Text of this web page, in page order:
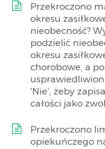
Przekroczono
okresu
nieobecność?
podzielić
okresu
chorobowe, a
'Nie’, żeby
całości jako
Przekroczono
opiekuńczego